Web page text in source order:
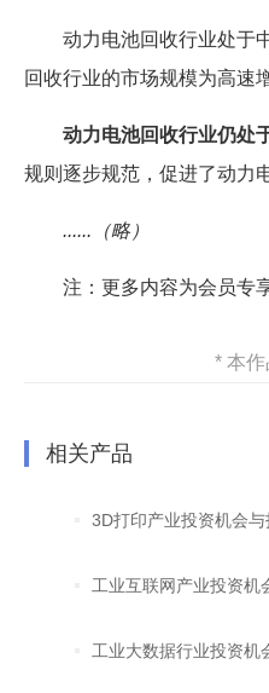
动力电池回收行业处于
回收行业的市场规模为高速
动力电池回收行业仍处
规则逐步规范，促进了动力
......（略）
注：更多内容为会员专
* 本
相关产品
3D打印产业投资机会与
工业互联网产业投资机
工业大数据行业投资机